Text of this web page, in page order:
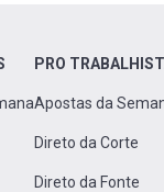
PRO
Apostas da
Direto da Corte
Direto da Fonte